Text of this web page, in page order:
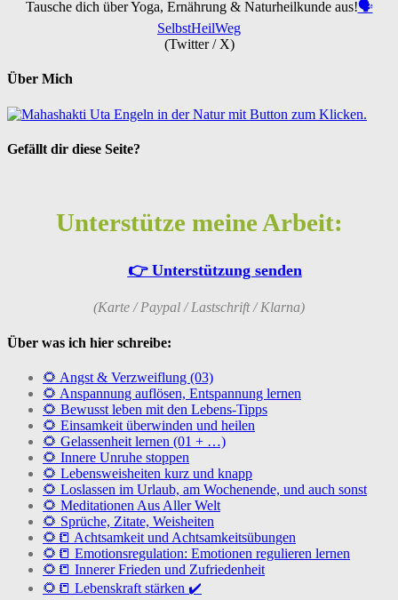
Tausche dich über Yoga, Ernährung & Naturheilkunde aus!🗣️
SelbstHeilWeg
(Twitter / X)
Über Mich
Gefällt dir diese Seite?
Unterstütze meine Arbeit:
👉 Unterstützung senden
(Karte / Paypal / Lastschrift / Klarna)
Über was ich hier schreibe:
🌻 Angst & Verzweiflung (03)
🌻 Anspannung auflösen, Entspannung lernen
🌻 Bewusst leben mit den Lebens-Tipps
🌻 Einsamkeit überwinden und heilen
🌻 Gelassenheit lernen (01 + …)
🌻 Innere Unruhe stoppen
🌻 Lebensweisheiten kurz und knapp
🌻 Loslassen im Urlaub, am Wochenende, und auch sonst
🌻 Meditationen Aus Aller Welt
🌻 Sprüche, Zitate, Weisheiten
🌻📒 Achtsamkeit und Achtsamkeitsübungen
🌻📒 Emotionsregulation: Emotionen regulieren lernen
🌻📒 Innerer Frieden und Zufriedenheit
🌻📒 Lebenskraft stärken ✔️